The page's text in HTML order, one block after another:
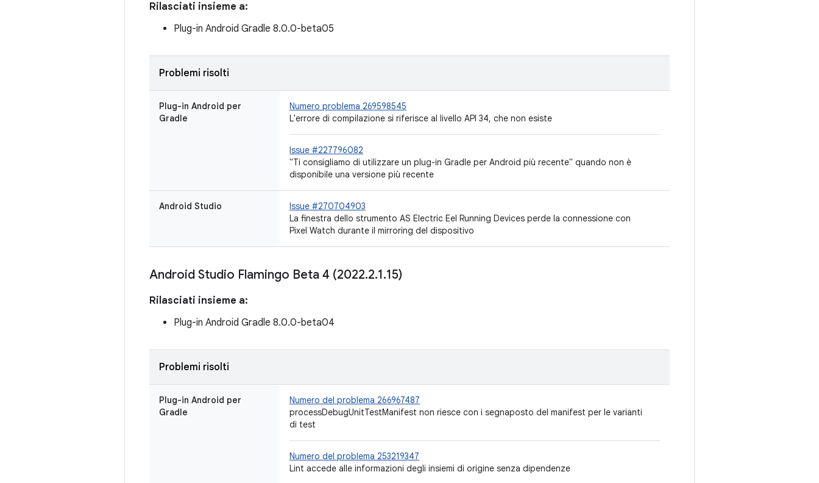
Rilasciati insieme a:
Plug-in Android Gradle 8.0.0-beta05
Problemi risolti
Plug-in Android per
Gradle
Numero problema 269598545
L'errore di compilazione si riferisce al livello API 34, che non esiste
Issue #227796082
"Ti consigliamo di utilizzare un plug-in Gradle per Android più recente" quando non è
disponibile una versione più recente
Android Studio
Issue #270704903
La finestra dello strumento AS Electric Eel Running Devices perde la connessione con
Pixel Watch durante il mirroring del dispositivo
Android Studio Flamingo Beta 4 (2022.2.1.15)
Rilasciati insieme a:
Plug-in Android Gradle 8.0.0-beta04
Problemi risolti
Plug-in Android per
Gradle
Numero del problema 266967487
processDebugUnitTestManifest non riesce con i segnaposto del manifest per le varianti
di test
Numero del problema 253219347
Lint accede alle informazioni degli insiemi di origine senza dipendenze